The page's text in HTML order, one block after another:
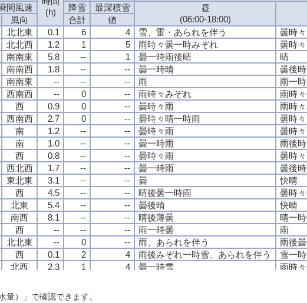
(h)
間風速 降雪 最深積雪
昼
(06:00-18:00)
風向 合計
値
北北東 0.1 6 4 雪、雷・あられを伴う
曇時
北北西 1.2 1 5 雨時々曇一時みぞれ
曇時
南南東 5.8 -- 1 曇一時雨後晴
晴
南南西 1.8 -- -- 曇一時晴
曇後
南南東 -- -- -- 雨
雨一
西南西 -- 0 -- 雨時々みぞれ
雨時
西 0.9 0 -- 曇時々雨
雨時
西南西 2.7 0 -- 曇時々晴一時雨
曇時
南 1.2 -- -- 曇時々雨
曇時
南 1.0 -- -- 曇一時雨
雨後
西 0.8 -- -- 曇時々雨
曇時
西北西 1.7 -- -- 曇一時雨
曇後
東北東 3.1 -- -- 曇
快晴
西 4.5 -- -- 晴後曇一時雨
曇時
北東 5.4 -- -- 曇後晴
快晴
南西 8.1 -- -- 晴後薄曇
晴一
西 -- -- -- 雨一時曇
雨
北北東 -- 0 -- 雨、あられを伴う
雨後
西 0.1 2 4 雨後みぞれ一時雪、あられを伴う
雪一
北西 2.3 1 4 曇一時雪
雨時
西 6.7 --
(h)
間風速 降雪 最深積雪
昼
(06:00-18:00)
風向 合計
値
北北東 0.1 6 4 雪、雷・あられを伴う
曇時
北北西 1.2 1 5 雨時々曇一時みぞれ
曇時
南南東 5.8 -- 1 曇一時雨後晴
晴
南南西 1.8 -- -- 曇一時晴
曇後
南南東 -- -- -- 雨
雨一
西南西 -- 0 -- 雨時々みぞれ
雨時
西 0.9 0 -- 曇時々雨
雨時
西南西 2.7 0 -- 曇時々晴一時雨
曇時
南 1.2 -- -- 曇時々雨
曇時
南 1.0 -- -- 曇一時雨
雨後
西 0.8 -- -- 曇時々雨
曇時
西北西 1.7 -- -- 曇一時雨
曇後
東北東 3.1 -- -- 曇
快晴
西 4.5 -- -- 晴後曇一時雨
曇時
北東 5.4 -- -- 曇後晴
快晴
南西 8.1 -- -- 晴後薄曇
晴一
西 -- -- -- 雨一時曇
雨
北北東 -- 0 -- 雨、あられを伴う
雨後
西 0.1 2 4 雨後みぞれ一時雪、あられを伴う
雪一
北西 2.3 1 4 曇一時雪
雨時
西 6.7 --
(h)
間風速 降雪 最深積雪
昼
(06:00-18:00)
風向 合計
値
北北東 0.1 6 4 雪、雷・あられを伴う
曇時
北北西 1.2 1 5 雨時々曇一時みぞれ
曇時
南南東 5.8 -- 1 曇一時雨後晴
晴
南南西 1.8 -- -- 曇一時晴
曇後
南南東 -- -- -- 雨
雨一
西南西 -- 0 -- 雨時々みぞれ
雨時
西 0.9 0 -- 曇時々雨
雨時
西南西 2.7 0 -- 曇時々晴一時雨
曇時
南 1.2 -- -- 曇時々雨
曇時
南 1.0 -- -- 曇一時雨
雨後
西 0.8 -- -- 曇時々雨
曇時
西北西 1.7 -- -- 曇一時雨
曇後
東北東 3.1 -- -- 曇
快晴
西 4.5 -- -- 晴後曇一時雨
曇時
北東 5.4 -- -- 曇後晴
快晴
南西 8.1 -- -- 晴後薄曇
晴一
西 -- -- -- 雨一時曇
雨
北北東 -- 0 -- 雨、あられを伴う
雨後
西 0.1 2 4 雨後みぞれ一時雪、あられを伴う
雪一
北西 2.3 1 4 曇一時雪
雨時
西 6.7 --
(h)
間風速 降雪 最深積雪
昼
(06:00-18:00)
風向 合計
値
北北東 0.1 6 4 雪、雷・あられを伴う
曇時
北北西 1.2 1 5 雨時々曇一時みぞれ
曇時
南南東 5.8 -- 1 曇一時雨後晴
晴
南南西 1.8 -- -- 曇一時晴
曇後
南南東 -- -- -- 雨
雨一
西南西 -- 0 -- 雨時々みぞれ
雨時
西 0.9 0 -- 曇時々雨
雨時
西南西 2.7 0 -- 曇時々晴一時雨
曇時
南 1.2 -- -- 曇時々雨
曇時
南 1.0 -- -- 曇一時雨
雨後
西 0.8 -- -- 曇時々雨
曇時
西北西 1.7 -- -- 曇一時雨
曇後
東北東 3.1 -- -- 曇
快晴
西 4.5 -- -- 晴後曇一時雨
曇時
北東 5.4 -- -- 曇後晴
快晴
南西 8.1 -- -- 晴後薄曇
晴一
西 -- -- -- 雨一時曇
雨
北北東 -- 0 -- 雨、あられを伴う
雨後
西 0.1 2 4 雨後みぞれ一時雪、あられを伴う
雪一
北西 2.3 1 4 曇一時雪
雨時
西 6.7 --
）」で確認できます。